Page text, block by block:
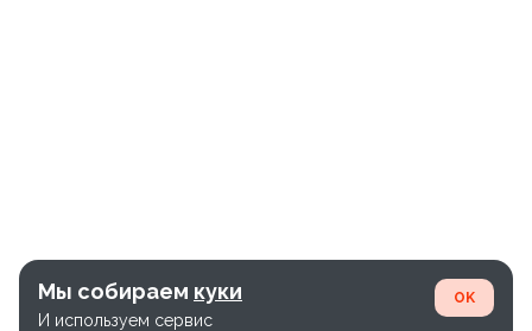
Мы собираем куки
И используем сервис
OK